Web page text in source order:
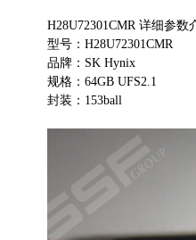
H28U72301CMR 详细参数
型号：H28U72301CMR
品牌：SK Hynix
规格：64GB UFS2.1
封装：153ball